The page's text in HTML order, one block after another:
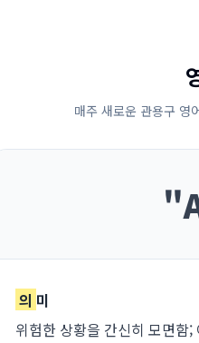
매주 새로운 관용구 영
"
의 미
위험한 상황을 간신히 모면함